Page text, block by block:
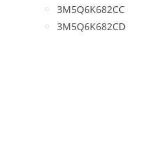
3M5Q6K682CC
3M5Q6K682CD